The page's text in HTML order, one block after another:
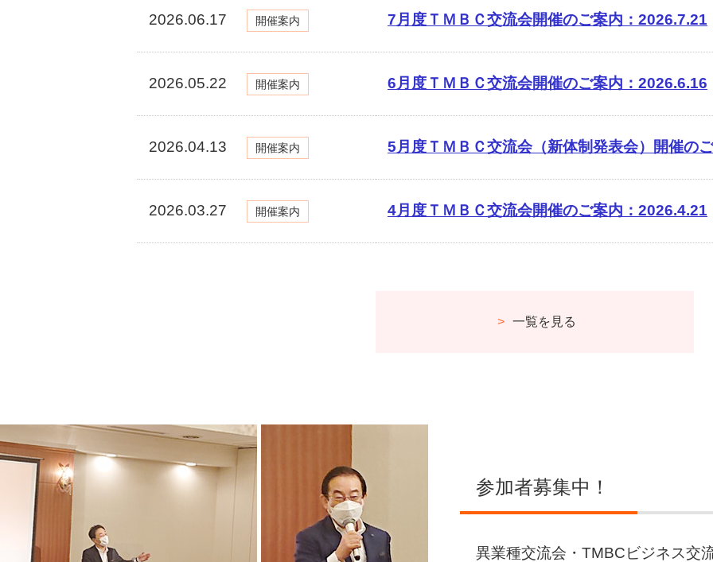
2026.06.17 開催案内 7月度ＴＭＢＣ交流会開催のご案内：2026.7.21
2026.05.22 開催案内 6月度ＴＭＢＣ交流会開催のご案内：2026.6.16
2026.04.13 開催案内 5月度ＴＭＢＣ交流会（新体制発表会）開催の
2026.03.27 開催案内 4月度ＴＭＢＣ交流会開催のご案内：2026.4.21
一覧を見る
参加者募集中！
異業種交流会・TMBCビジネス交